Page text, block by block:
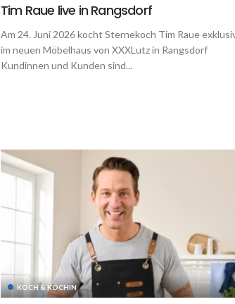
Tim Raue live in Rangsdorf
Am 24. Juni 2026 kocht Sternekoch Tim Raue
im neuen Möbelhaus von XXXLutz in Rangsdorf
Kundinnen und Kunden sind...
KOCH & KÖCHIN